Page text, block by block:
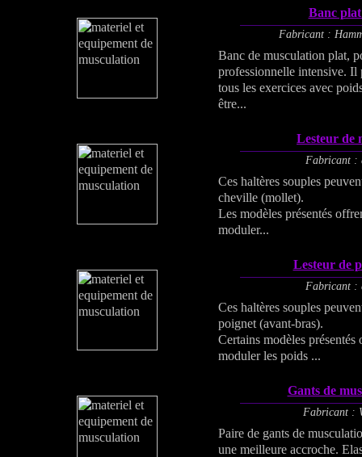
Banc
Fabricant :
Banc de musculation plat,
professionnelle intensive. Il
tous les exercices avec
être...
Lesteur de
Fabricant :
Ces haltères souples
cheville (mollet).
Les modèles présentés
moduler...
Lesteur de
Fabricant :
Ces haltères souples
poignet (avant-bras).
Certains modèles
moduler les poids ...
Gants de
Fabricant :
Paire de gants de
une meilleure accroche.